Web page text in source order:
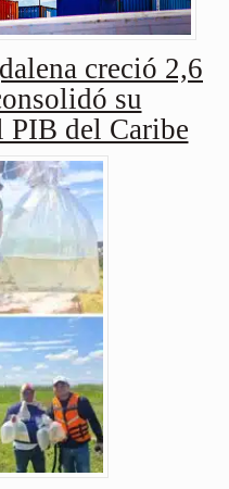
creció 2,6
su
PIB del Caribe